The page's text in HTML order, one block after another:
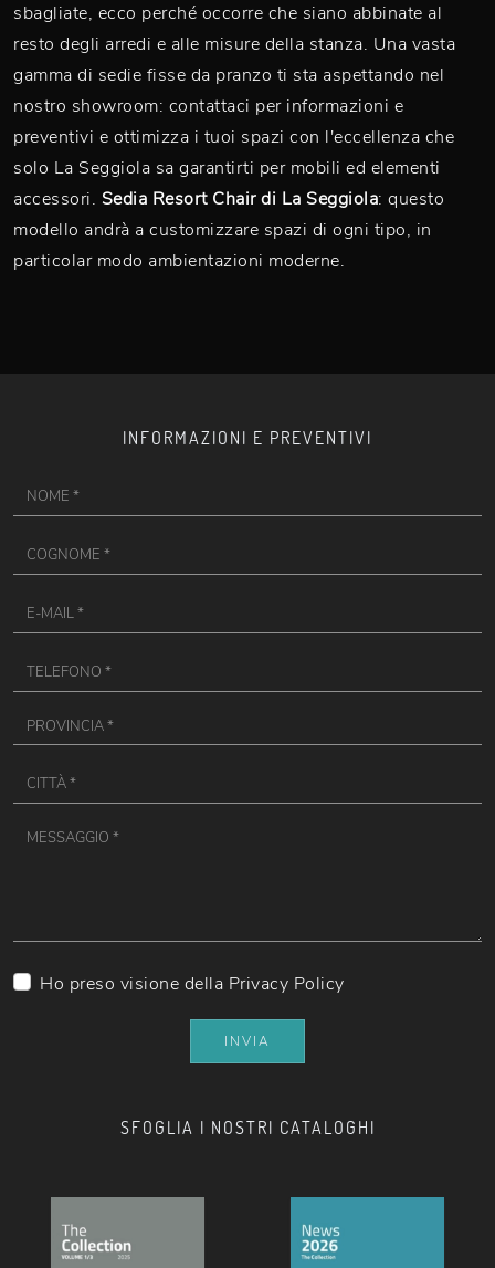
sbagliate, ecco perché occorre che siano abbinate al
resto degli arredi e alle misure della stanza. Una vasta
gamma di sedie fisse da pranzo ti sta aspettando nel
nostro showroom: contattaci per informazioni e
preventivi e ottimizza i tuoi spazi con l'eccellenza che
solo La Seggiola sa garantirti per mobili ed elementi
accessori. Sedia Resort Chair di La Seggiola: questo
modello andrà a customizzare spazi di ogni tipo, in
particolar modo ambientazioni moderne.
SFOGLIA I NOSTRI CATALOGHI
INFORMAZIONI E PREVENTIVI
Ho preso visione della Privacy Policy
INVIA